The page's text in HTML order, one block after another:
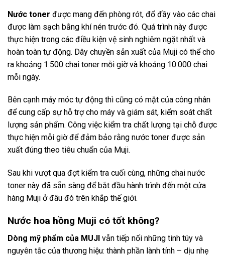
Nước toner được mang đến phòng rót, đổ đầy vào các chai
được làm sạch bằng khí nén trước đó. Quá trình này được
thực hiện trong các điều kiện vệ sinh nghiêm ngặt nhất và
hoàn toàn tự động. Dây chuyền sản xuất của Muji có thể cho
ra khoảng 1.500 chai toner mỗi giờ và khoảng 10.000 chai
mỗi ngày.
Bên cạnh máy móc tự động thì cũng có mặt của công nhân
để cung cấp sự hỗ trợ cho máy và giám sát, kiểm soát chất
lượng sản phẩm. Công việc kiểm tra chất lượng tại chỗ được
thực hiện mỗi giờ để đảm bảo rằng nước toner được sản
xuất đúng theo tiêu chuẩn của Muji.
Sau khi vượt qua đợt kiểm tra cuối cùng, những chai nước
toner này đã sẵn sàng để bắt đầu hành trình đến một cửa
hàng Muji ở đâu đó trên khắp thế giới.
Nước hoa hồng Muji có tốt không?
Dòng mỹ phẩm của MUJI vẫn tiếp nối những tinh túy và
nguyên tắc của thương hiệu: thành phần lành tính – dịu nhẹ